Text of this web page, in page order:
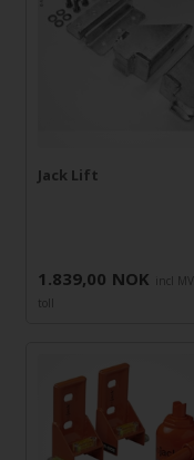
Jack Lift
1.839,00 NOK
incl
toll